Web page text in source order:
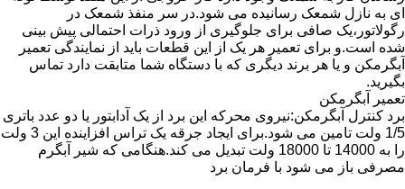
ای به نازل شمعک رسانیده می شود.در سر منفذ شمعک در
رگولاتور،یک صافی برای جلوگیری از ورود ذرات احتمالی پیش بینی
شده است.و برای تعمیر هر یک از این قطعات باید از نمایندگی تعمیر
آبگرمکن و یا هر برند دیگری که با دستگاه شما متابقت دارد تماس
بگیرید.
تعمیر آبگرمکن
برد کنترل آبگرمکن:نیروی محرکه این برد از یک آدابتور یا دو عدد باتری
1/5 ولت تامین می شود.برای ایجاد جرقه یک تراس افزاینده این 3 ولت
را به 14000 تا 18000 ولت تبدیل می کند.هنگامی که شیر آبگرم
مصرفی باز می شود با فرمان برد